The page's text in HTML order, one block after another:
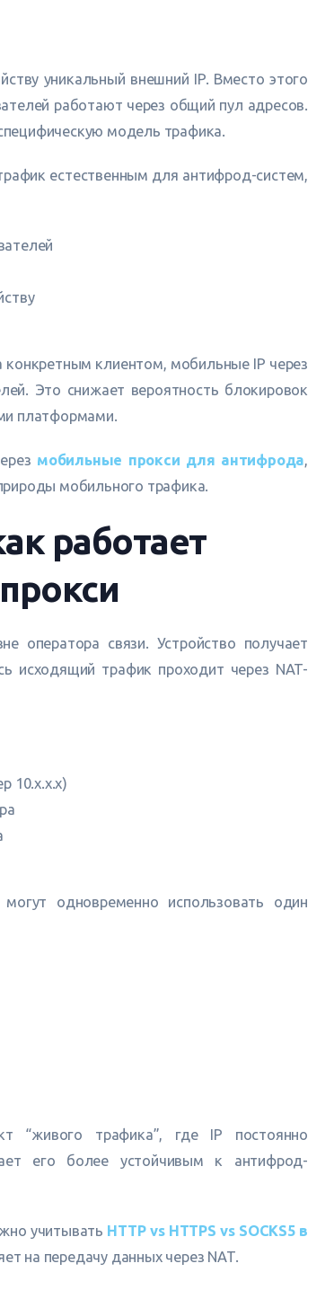
уникальный внешний IP. Вместо этого
работают через общий пул адресов.
модель трафика.
естественным для антифрод-систем,
конкретным клиентом, мобильные IP через
Это снижает вероятность блокировок
платформами.
мобильные прокси для антифрода,
мобильного трафика.
работает
оператора связи. Устройство получает
исходящий трафик проходит через NAT-
10.x.x.x)
одновременно использовать один
“живого трафика”, где IP постоянно
его более устойчивым к антифрод-
учитывать HTTP vs HTTPS vs SOCKS5 в
на передачу данных через NAT.